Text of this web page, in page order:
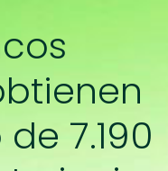
7.190